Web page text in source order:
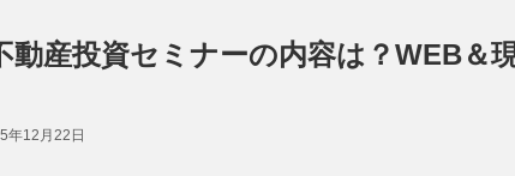
動産投資セミナーの内容は？WEB＆
年12月22日